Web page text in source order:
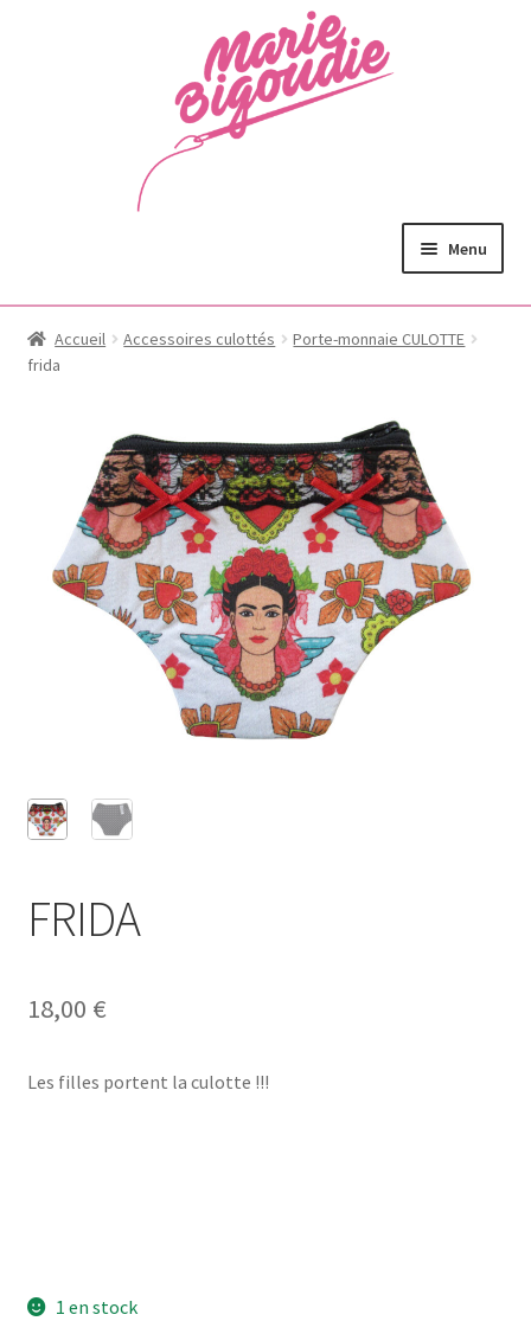
Menu
Accueil Accessoires culottés
Porte-monnaie CULOTTE
frida
FRIDA
18,00 €
Les filles portent la culotte !!!
1 en stock